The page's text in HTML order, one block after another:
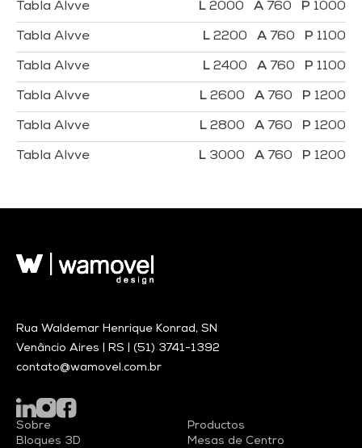
Tabla Alvve 2000 760 1000
Tabla Alvve 2200 760 1100
Tabla Alvve 2400 760 1100
Tabla Alvve 2600 760 1200
Tabla Alvve 2800 760 1200
Tabla Alvve 3000 760 1200
Rua Waldemar Henrique Konrad, SN
Venâncio Aires | RS | (51) 3741-1392
contato@wamovel.com.br
Sobre
Bloques 3D
Productos
Mesas de Centro